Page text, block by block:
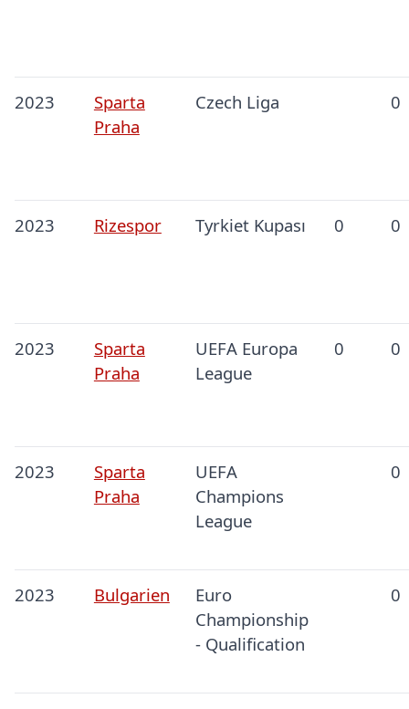
2023
Sparta
Praha
Czech Liga 0
2023 Rizespor Tyrkiet Kupası 0 0
2023
Sparta
Praha
UEFA Europa
League
0 0
2023
Sparta
Praha
UEFA
Champions
League
0
2023 Bulgarien
Euro
Championship
- Qualification
0